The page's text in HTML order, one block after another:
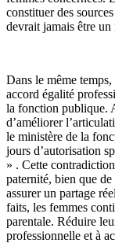
constituer des
devrait jamais être
Dans le même
accord égalité
la fonction publique.
d’améliorer
le ministère de la
jours d’autorisation
» . Cette
paternité, bien que
assurer un partage
faits, les femmes
parentale. Réduire
professionnelle et à